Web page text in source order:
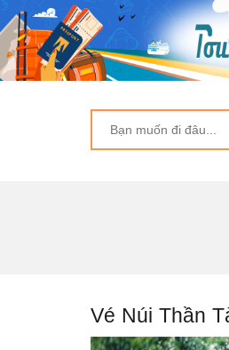
Vé Núi Thần